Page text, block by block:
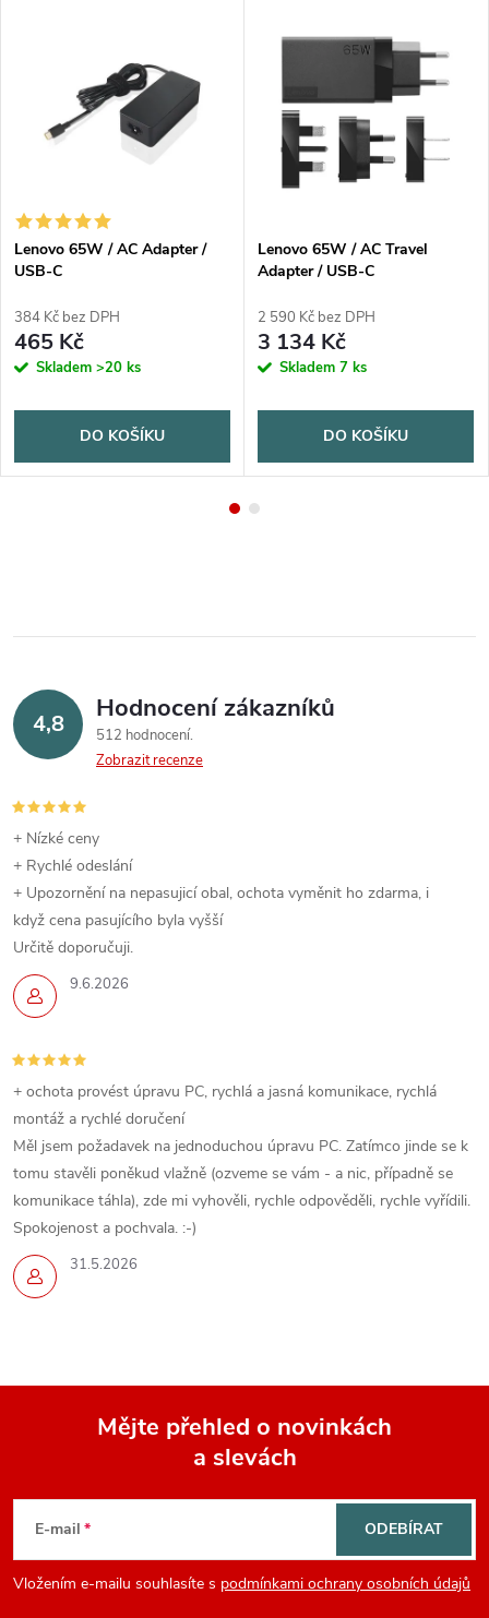
Lenovo 65W / AC Adapter /
USB-C
384 Kč bez DPH
465 Kč
Skladem >20 ks
DO KOŠÍKU
Lenovo 65W / AC Travel
Adapter / USB-C
2 590 Kč bez DPH
3 134 Kč
Skladem 7 ks
DO KOŠÍKU
4,8 Hodnocení zákazníků
512 hodnocení
Zobrazit recenze
9.6.2026
+ Nízké ceny
+ Rychlé odeslání
+ Upozornění na nepasujicí obal, ochota vyměnit ho zdarma, i
když cena pasujícího byla vyšší
Určitě doporučuji.
31.5.2026
+ ochota provést úpravu PC, rychlá a jasná komunikace, rychlá
montáž a rychlé doručení
Měl jsem požadavek na jednoduchou úpravu PC. Zatímco jinde se k
tomu stavěli poněkud vlažně (ozveme se vám - a nic, případně se
komunikace táhla), zde mi vyhověli, rychle odpověděli, rychle vyřídili.
Spokojenost a pochvala. :-)
p
Mějte přehled o novinkách
a slevách
E-mail
Vložením e-mailu souhlasíte s podmínkami ochrany osobních údajů
ODEBÍRAT